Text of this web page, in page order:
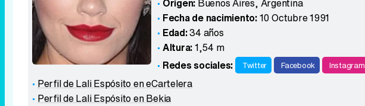
Origen: Buenos Aires, Argentina
Fecha de nacimiento:10 Octubre 1991
Edad:34 años
Altura:1,54 m
Redes sociales:
Twitter Facebook Instagram
Perfil de Lali Espósito en eCartelera
Perfil de Lali Espósito en Bekia